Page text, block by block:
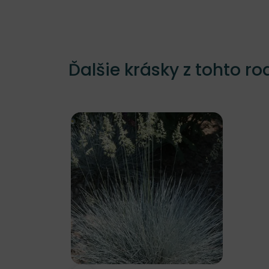
Ďalšie krásky z tohto